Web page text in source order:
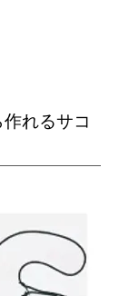
れるサコ